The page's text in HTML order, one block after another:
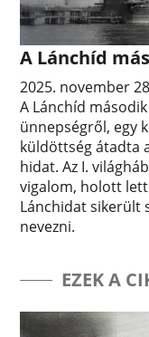
A Lánchíd
2025. november
A Lánchíd
ünnepségről, egy
küldöttség átadta
hidat. Az I.
vigalom, holott
Lánchidat sikerült
nevezni.
EZEK A